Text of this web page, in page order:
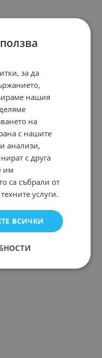
за да
нашия
на
с нашите
анализи,
с друга
им
са събрали от
услуги.
ВСИЧКИ